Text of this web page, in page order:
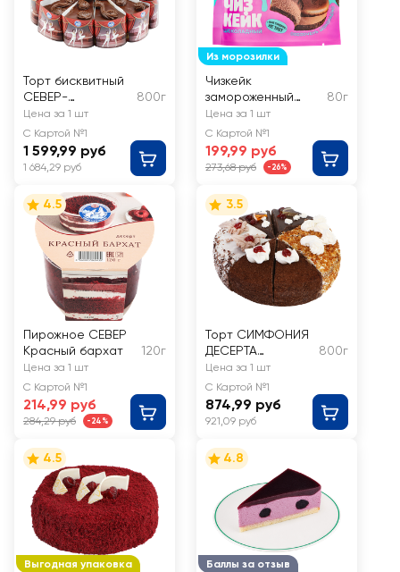
Торт бисквитный
СЕВЕР-
МЕТРОПОЛЬ
Театральный
800г
Цена за 1 шт
С Картой №1
1 599,99 руб
1 684,29 руб
Из морозилки
Чизкейк
замороженный
BETTY'S CAKE
Сэндвич-чизкейк
Сырный и
шоколадный
80г
Цена за 1 шт
С Картой №1
199,99 руб
273,68 руб -26%
4.5
Пирожное СЕВЕР
Красный бархат
120г
Цена за 1 шт
С Картой №1
214,99 руб
284,29 руб -24%
3.5
Торт СИМФОНИЯ
ДЕСЕРТА
Подарочный
набор
800г
Цена за 1 шт
С Картой №1
874,99 руб
921,09 руб
Выгодная упаковка
4.5
Баллы за отзыв
4.8